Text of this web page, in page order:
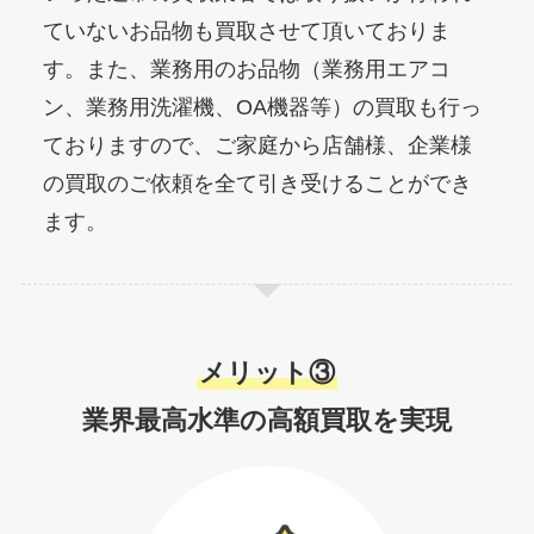
ていないお品物も買取させて頂いておりま
す。また、業務用のお品物（業務用エアコ
ン、業務用洗濯機、OA機器等）の買取も行っ
ておりますので、ご家庭から店舗様、企業様
の買取のご依頼を全て引き受けることができ
ます。
メリット③
業界最高水準の高額買取を実現